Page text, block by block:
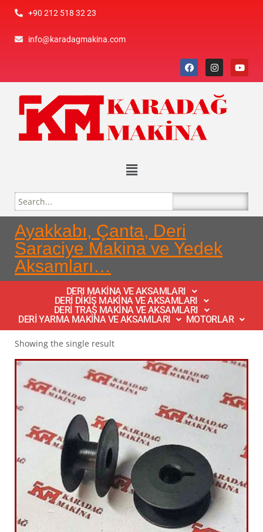
+90 212 518 32 23
info@karadagmakina.com
Ayakkabı, Çanta, Deri
Saraciye Makina ve Yedek
Aksamları…
DERI MAKİNA VE AKSAMLARI
DERİ DİKİŞ MAKİNA VE AKSAMLARI
DERİ TRAŞ MAKİNA VE AKSAMLARI
DERİ YARMA MAKİNA VE AKSAMLARI
MOTORLAR
Showing the single result